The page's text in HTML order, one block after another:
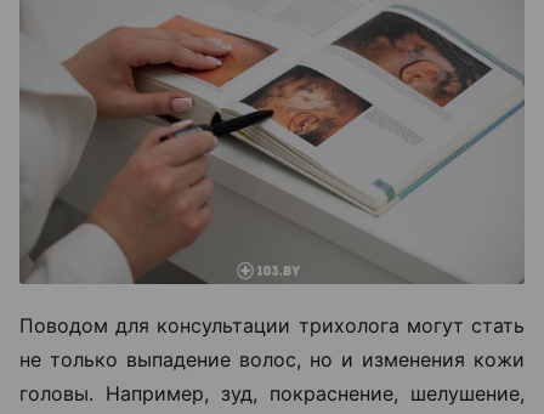
Поводом для консультации трихолога могут стать
не только выпадение волос, но и изменения кожи
головы. Например, зуд, покраснение, шелушение,